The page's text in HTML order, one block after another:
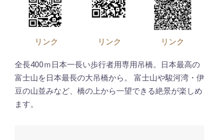
リンク リンク リンク
全長400ｍ日本一長い歩行者用専用吊橋。日本最高の
富士山を日本最長の大吊橋から。 富士山や駿河湾・伊
豆の山並みなど、橋の上から一望できる絶景が楽しめ
ます。